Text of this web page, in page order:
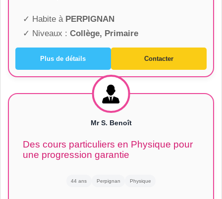
✓ Habite à PERPIGNAN
✓ Niveaux : Collège, Primaire
Plus de détails Contacter
Mr S. Benoît
Des cours particuliers en Physique pour
une progression garantie
44 ans Perpignan Physique